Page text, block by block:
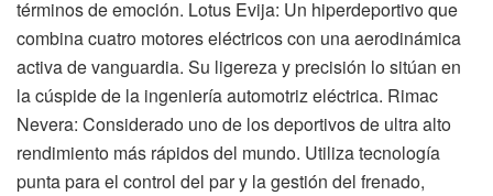
términos de emoción. Lotus Evija: Un hiperdeportivo que
combina cuatro motores eléctricos con una aerodinámica
activa de vanguardia. Su ligereza y precisión lo sitúan en
la cúspide de la ingeniería automotriz eléctrica. Rimac
Nevera: Considerado uno de los deportivos de ultra alto
rendimiento más rápidos del mundo. Utiliza tecnología
punta para el control del par y la gestión del frenado,